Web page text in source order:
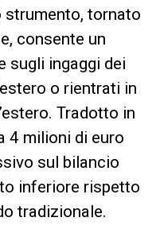
strumento, tornato
consente un
sugli ingaggi dei
o rientrati in
Tradotto in
4 milioni di euro
sul bilancio
inferiore rispetto
tradizionale.